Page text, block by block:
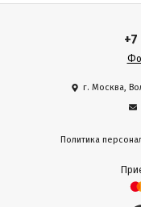
г. Москва,
Политика